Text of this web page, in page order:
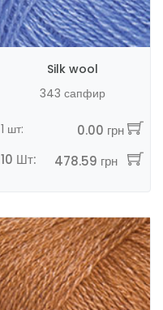
Silk wool
343 сапфир
1 шт:
0.00 грн
10 Шт:
478.59 грн